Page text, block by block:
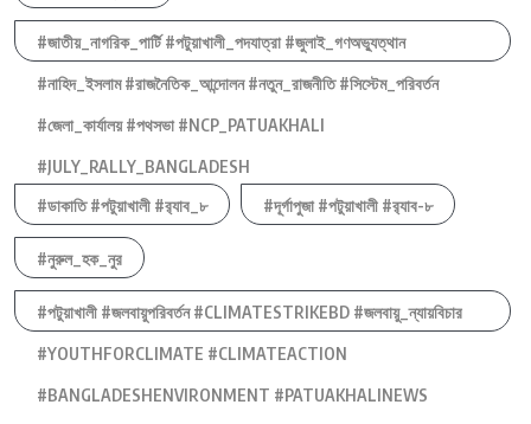
#জাতীয়_নাগরিক_পার্টি #পটুয়াখালী_পদযাত্রা #জুলাই_গণঅভ্যুত্থান
#নাহিদ_ইসলাম #রাজনৈতিক_আন্দোলন #নতুন_রাজনীতি #সিস্টেম_পরিবর্তন
#জেলা_কার্যালয় #পথসভা #NCP_PATUAKHALI
#JULY_RALLY_BANGLADESH
#ডাকাতি #পটুয়াখালী #র‍্যাব_৮
#দূর্গাপুজা #পটুয়াখালী #র‍্যাব-৮
#নুরুল_হক_নুর
#পটুয়াখালী #জলবায়ুপরিবর্তন #CLIMATESTRIKEBD #জলবায়ু_ন্যায়বিচার
#YOUTHFORCLIMATE #CLIMATEACTION
#BANGLADESHENVIRONMENT #PATUAKHALINEWS